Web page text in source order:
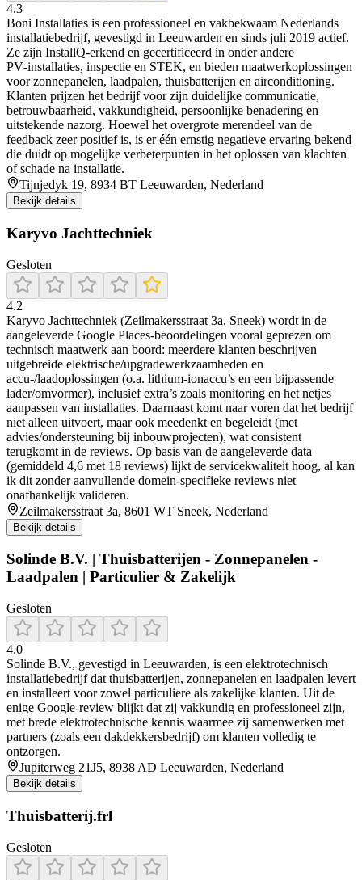
4.3
Boni Installaties is een professioneel en vakbekwaam Nederlands
installatiebedrijf, gevestigd in Leeuwarden en sinds juli 2019 actief.
Ze zijn InstallQ‑erkend en gecertificeerd in onder andere
PV‑installaties, inspectie en STEK, en bieden maatwerkoplossingen
voor zonnepanelen, laadpalen, thuisbatterijen en airconditioning.
Klanten prijzen het bedrijf voor zijn duidelijke communicatie,
betrouwbaarheid, vakkundigheid, persoonlijke benadering en
uitstekende nazorg. Hoewel het overgrote merendeel van de
feedback zeer positief is, is er één ernstig negatieve ervaring bekend
die duidt op mogelijke verbeterpunten in het oplossen van klachten
of schade na installatie.
Tijnjedyk 19, 8934 BT Leeuwarden, Nederland
Bekijk details
Karyvo Jachttechniek
Gesloten
4.2
Karyvo Jachttechniek (Zeilmakersstraat 3a, Sneek) wordt in de
aangeleverde Google Places-beoordelingen vooral geprezen om
technisch maatwerk aan boord: meerdere klanten beschrijven
uitgebreide elektrische/upgradewerkzaamheden en
accu-/laadoplossingen (o.a. lithium-ionaccu’s en een bijpassende
lader/omvormer), inclusief extra’s zoals monitoring en het netjes
aanpassen van installaties. Daarnaast komt naar voren dat het bedrijf
niet alleen uitvoert, maar ook meedenkt en begeleidt (met
advies/ondersteuning bij inbouwprojecten), wat consistent
terugkomt in de reviews. Op basis van de aangeleverde data
(gemiddeld 4,6 met 18 reviews) lijkt de servicekwaliteit hoog, al kan
ik dit zonder aanvullende domein-specifieke reviews niet
onafhankelijk valideren.
Zeilmakersstraat 3a, 8601 WT Sneek, Nederland
Bekijk details
Solinde B.V. | Thuisbatterijen - Zonnepanelen -
Laadpalen | Particulier & Zakelijk
Gesloten
4.0
Solinde B.V., gevestigd in Leeuwarden, is een elektrotechnisch
installatiebedrijf dat thuisbatterijen, zonnepanelen en laadpalen levert
en installeert voor zowel particuliere als zakelijke klanten. Uit de
enige Google‑review blijkt dat zij vakkundig en professioneel zijn,
met brede elektrotechnische kennis waarmee zij samenwerken met
partners (zoals een dakdekkersbedrijf) om klanten volledig te
ontzorgen.
Jupiterweg 21J5, 8938 AD Leeuwarden, Nederland
Bekijk details
Thuisbatterij.frl
Gesloten